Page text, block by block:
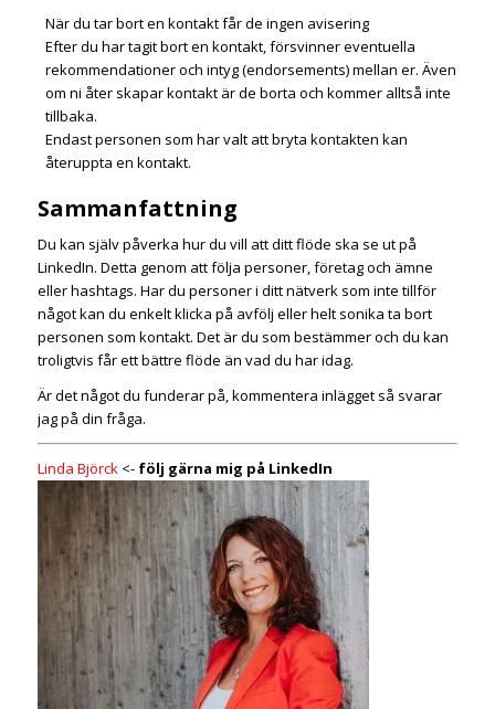
När du tar bort en kontakt får de ingen avisering
Efter du har tagit bort en kontakt, försvinner eventuella
rekommendationer och intyg (endorsements) mellan er. Även
om ni åter skapar kontakt är de borta och kommer alltså inte
tillbaka.
Endast personen som har valt att bryta kontakten kan
återuppta en kontakt.
Sammanfattning
Du kan själv påverka hur du vill att ditt flöde ska se ut på
LinkedIn. Detta genom att följa personer, företag och ämne
eller hashtags. Har du personer i ditt nätverk som inte tillför
något kan du enkelt klicka på avfölj eller helt sonika ta bort
personen som kontakt. Det är du som bestämmer och du kan
troligtvis får ett bättre flöde än vad du har idag.
Är det något du funderar på, kommentera inlägget så svarar
jag på din fråga.
Linda Björck<- följ gärna mig på LinkedIn